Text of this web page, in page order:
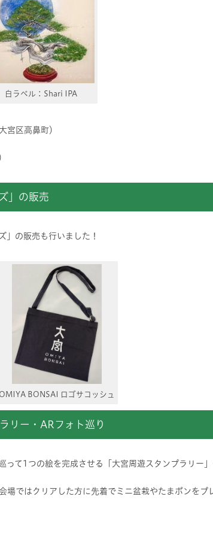
白ラベル：Shari IPA
宮区高鼻町）
」の販売
」の販売も行いました！
OMIYA BONSAI ロゴサコッシュ
リー・ARフォト巡り
って1つの絵を完成させる「大宮周遊スタンプラリー
場ではクリアした方に先着でミニ盆栽やたまポンをプ